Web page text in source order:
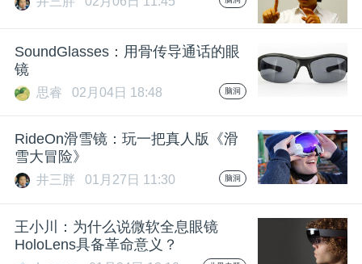
机
SoundGlasses：用骨传导通话的眼
镜
思睿 02月04日 18:48 脑洞
RideOn滑雪镜：玩一把真人版《滑
雪大冒险》
井三胖 01月27日 11:30 脑洞
王小川：为什么说微软全息眼镜
HoloLens具备革命意义？